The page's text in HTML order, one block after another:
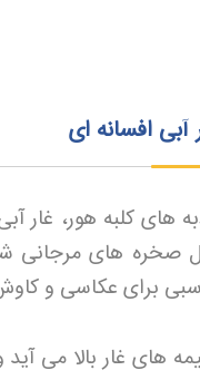
افسانه ای
های کلبه هور، غار
صخره های مرجانی
برای عکاسی و
های غار بالا می